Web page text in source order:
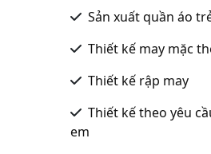
Sản xuất quần áo
Thiết kế may mặc
Thiết kế rập may
Thiết kế theo yêu
em